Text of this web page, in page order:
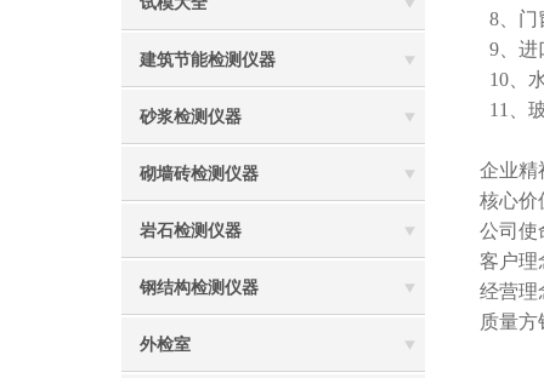
建筑节能检测仪器
砂浆检测仪器
砌墙砖检测仪器
岩石检测仪器
钢结构检测仪器
外检室
8、门
9、进
10、
11、
企业精
核心价
公司使
客户理
经营理
质量